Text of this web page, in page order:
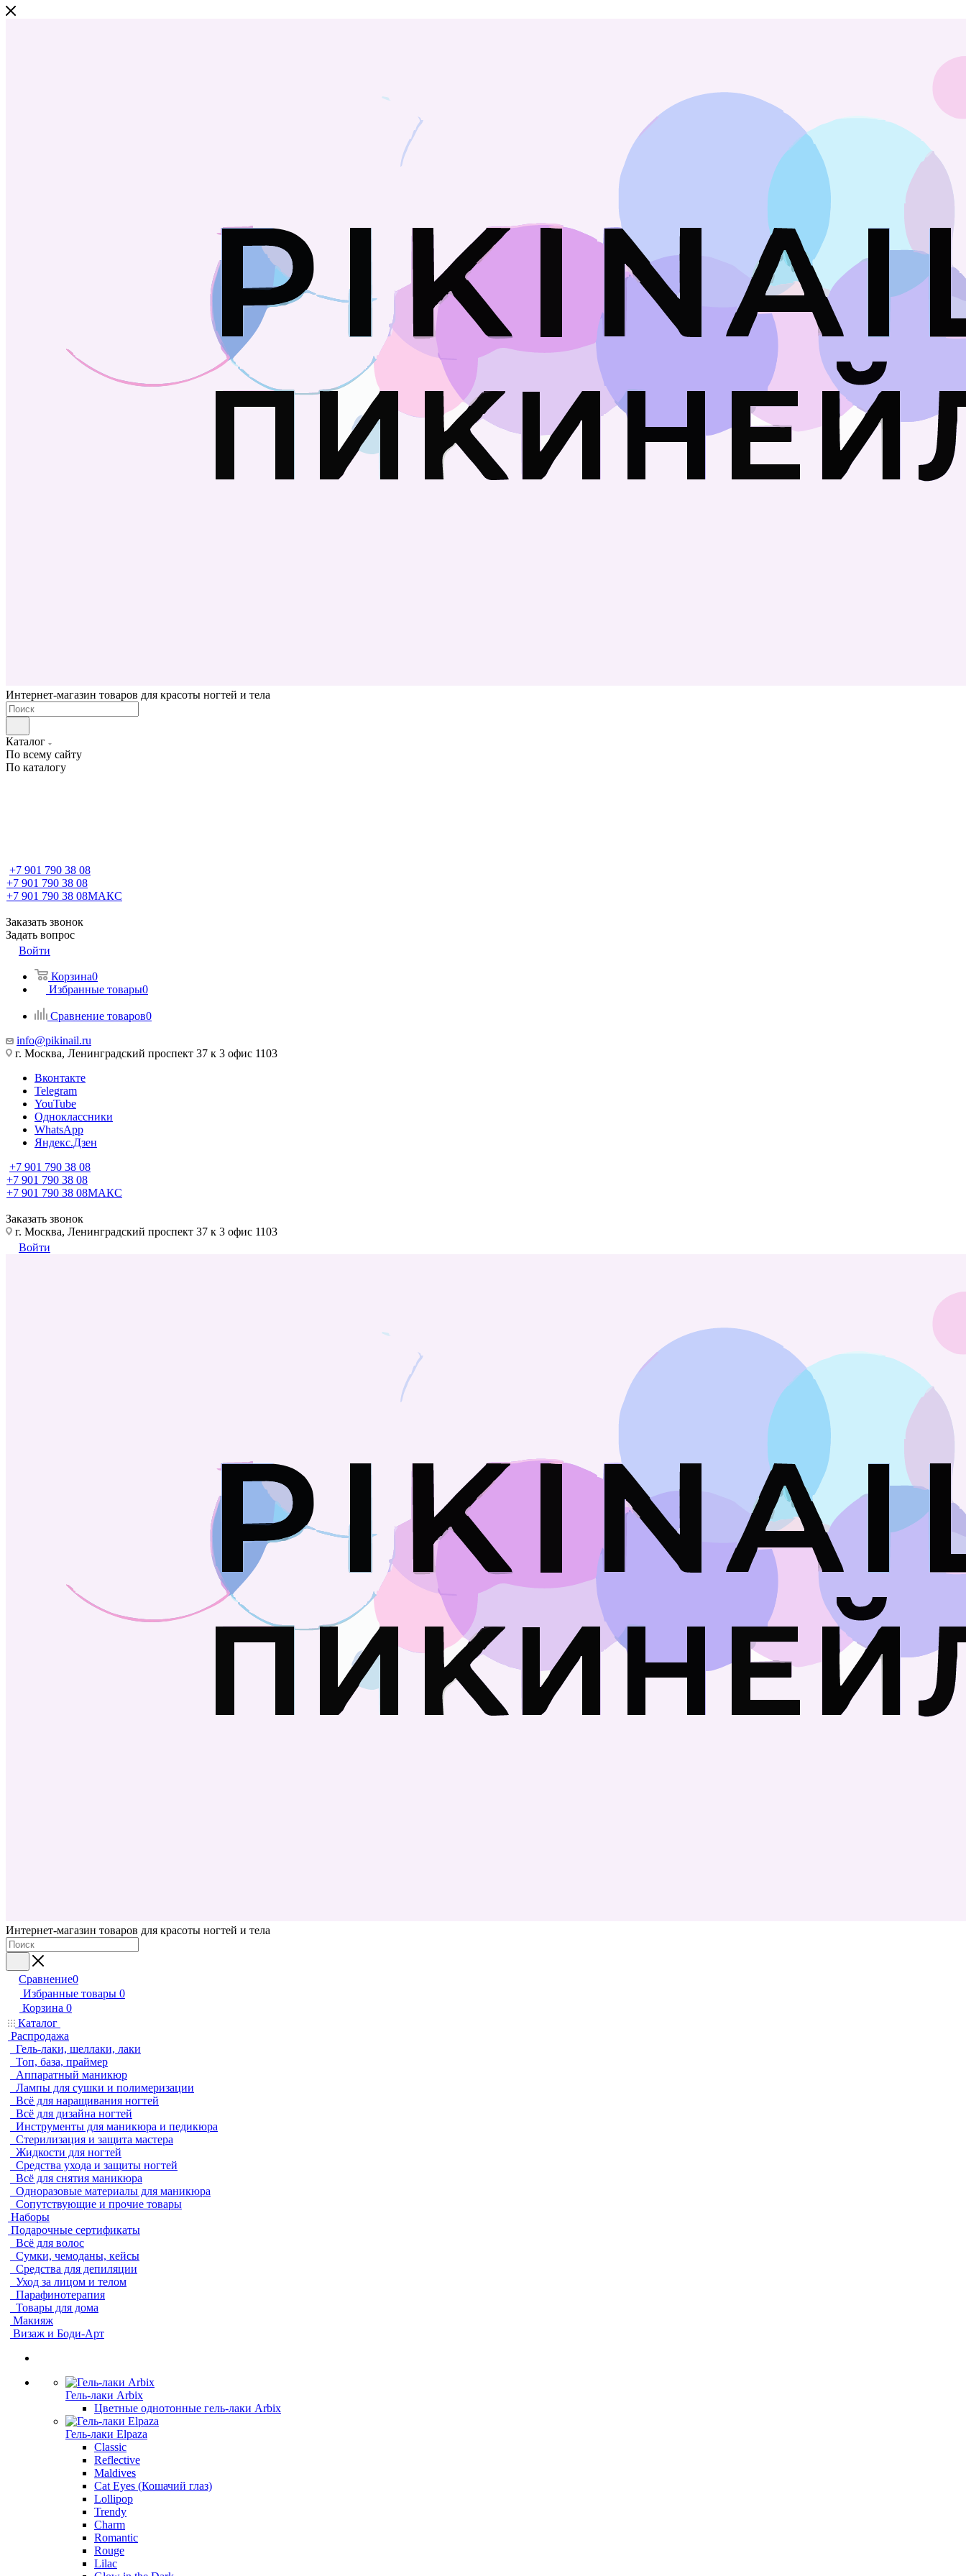
Интернет-магазин товаров для красоты ногтей и тела
Каталог
По всему сайту
По каталогу
+7 901 790 38 08
+7 901 790 38 08
+7 901 790 38 08МАКС
Заказать звонок
Задать вопрос
Войти
Корзина0
Избранные товары0
Сравнение товаров0
info@pikinail.ru
г. Москва, Ленинградский проспект 37 к 3 офис 1103
Вконтакте
Telegram
YouTube
Одноклассники
WhatsApp
Яндекс.Дзен
+7 901 790 38 08
+7 901 790 38 08
+7 901 790 38 08МАКС
Заказать звонок
г. Москва, Ленинградский проспект 37 к 3 офис 1103
Войти
Интернет-магазин товаров для красоты ногтей и тела
Сравнение0
Избранные товары 0
Корзина 0
Каталог
Распродажа
Гель-лаки, шеллаки, лаки
Топ, база, праймер
Аппаратный маникюр
Лампы для сушки и полимеризации
Всё для наращивания ногтей
Всё для дизайна ногтей
Инструменты для маникюра и педикюра
Стерилизация и защита мастера
Жидкости для ногтей
Средства ухода и защиты ногтей
Всё для снятия маникюра
Одноразовые материалы для маникюра
Сопутствующие и прочие товары
Наборы
Подарочные сертификаты
Всё для волос
Сумки, чемоданы, кейсы
Средства для депиляции
Уход за лицом и телом
Парафинотерапия
Товары для дома
Макияж
Визаж и Боди-Арт
Гель-лаки Arbix
Цветные однотонные гель-лаки Arbix
Гель-лаки Elpaza
Classic
Reflective
Maldives
Cat Eyes (Кошачий глаз)
Lollipop
Trendy
Charm
Romantic
Rouge
Lilac